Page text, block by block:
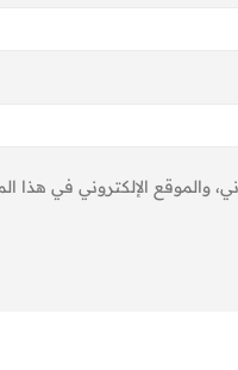
والموقع الإلكتروني في هذا